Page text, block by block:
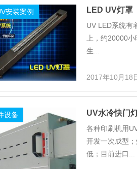
安装案例 LED UV灯罩
UV LED系统有
上，约20000
生...
2017年10月18
设备 UV水冷快门
各种印刷机用
开发一次成型
低；目前进口...